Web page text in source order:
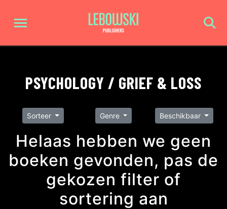
PSYCHOLOGY / GRIEF & LOSS
Sorteer Genre Beschikbaar
Helaas hebben we geen
boeken gevonden, pas de
gekozen filter of
sortering aan